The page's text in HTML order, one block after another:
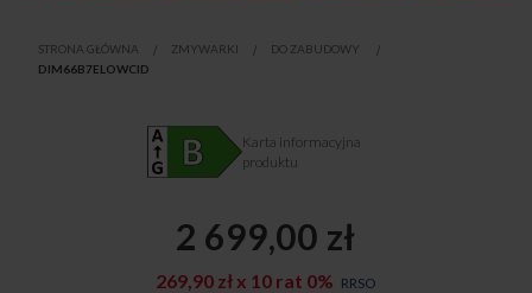
STRONA GŁÓWNA ZMYWARKI
DO ZABUDOWY
DIM66B7ELOWCID
2 699,00 zł
269,90 zł x 10 rat 0% RRSO
Karta informacyjna
produktu